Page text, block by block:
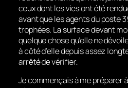
ceux dont les vies ont été
avant que les agents du poste
trophées. La surface devant
quelque chose qu’elle ne
à côté d’elle depuis assez
arrêté de vérifier.
Je commençais à me préparer